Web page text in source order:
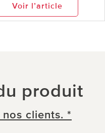
Voir l’article
produit
nos clients. *